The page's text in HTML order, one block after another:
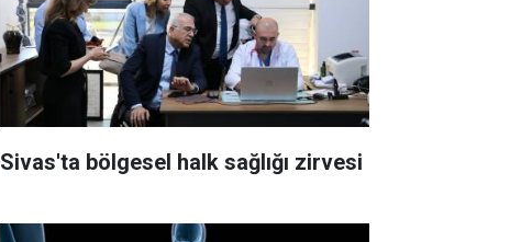
Sivas'ta bölgesel halk sağlığı zirvesi